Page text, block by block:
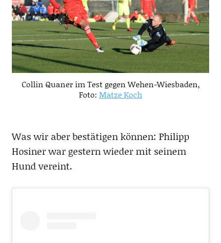
Collin Quaner im Test gegen Wehen-Wiesbaden,
Foto: Matze Koch
Was wir aber bestätigen können: Philipp
Hosiner war gestern wieder mit seinem
Hund vereint.